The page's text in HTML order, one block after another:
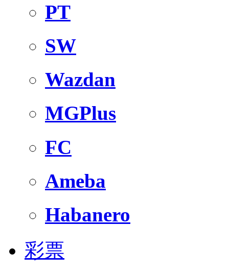
PT
SW
Wazdan
MGPlus
FC
Ameba
Habanero
彩票